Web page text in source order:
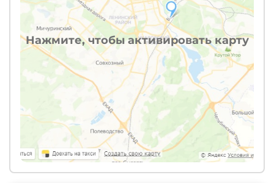
Нажмите, чтобы активировать карту